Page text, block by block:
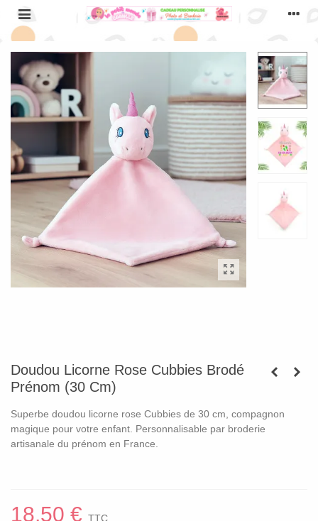
Doudou Licorne Rose Cubbies Brodé
Prénom (30 Cm)
Superbe doudou licorne rose Cubbies de 30 cm, compagnon
magique pour votre enfant. Personnalisable par broderie
artisanale du prénom en France.
18,50 € TTC